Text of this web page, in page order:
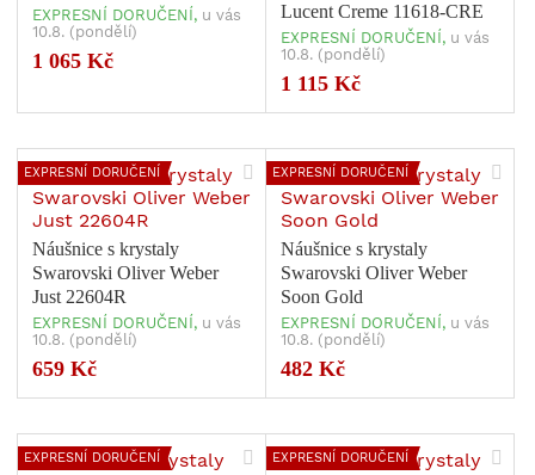
EXPRESNÍ DORUČENÍ, u vás
10.8. (pondělí)
1 065 Kč
Lucent Creme 11618-CRE
EXPRESNÍ DORUČENÍ, u vás
10.8. (pondělí)
1 115 Kč
EXPRESNÍ DORUČENÍ
Náušnice s krystaly
Swarovski Oliver Weber
Just 22604R
EXPRESNÍ DORUČENÍ, u vás
10.8. (pondělí)
659 Kč
EXPRESNÍ DORUČENÍ
Náušnice s krystaly
Swarovski Oliver Weber
Soon Gold
EXPRESNÍ DORUČENÍ, u vás
10.8. (pondělí)
482 Kč
EXPRESNÍ DORUČENÍ EXPRESNÍ DORUČENÍ